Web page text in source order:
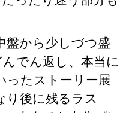
盤から少しづつ盛
でん返し、本当に
ったストーリー展
り後に残るラス